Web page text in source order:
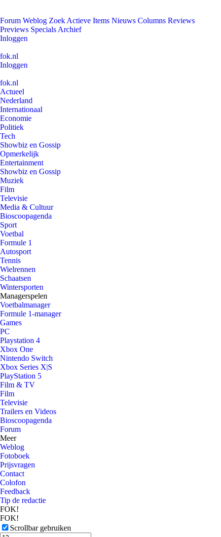
Forum Weblog Zoek Actieve Items Nieuws Columns Reviews
Previews Specials Archief
Inloggen
fok.nl
Inloggen
fok.nl
Actueel
Nederland
Internationaal
Economie
Politiek
Tech
Showbiz en Gossip
Opmerkelijk
Entertainment
Showbiz en Gossip
Muziek
Film
Televisie
Media & Cultuur
Bioscoopagenda
Sport
Voetbal
Formule 1
Autosport
Tennis
Wielrennen
Schaatsen
Wintersporten
Managerspelen
Voetbalmanager
Formule 1-manager
Games
PC
Playstation 4
Xbox One
Nintendo Switch
Xbox Series X|S
PlayStation 5
Film & TV
Film
Televisie
Trailers en Videos
Bioscoopagenda
Forum
Meer
Weblog
Fotoboek
Prijsvragen
Contact
Colofon
Feedback
Tip de redactie
FOK!
FOK!
Scrollbar gebruiken